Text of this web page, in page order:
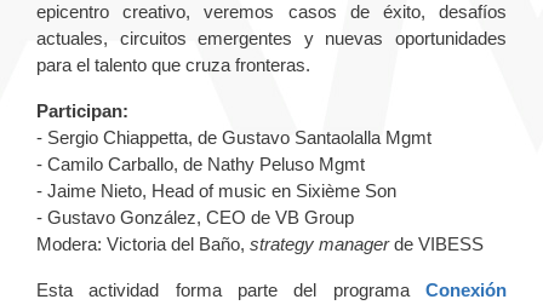
epicentro creativo, veremos casos de éxito, desafíos
actuales, circuitos emergentes y nuevas oportunidades
para el talento que cruza fronteras.
Participan:
- Sergio Chiappetta, de Gustavo Santaolalla Mgmt
- Camilo Carballo, de Nathy Peluso Mgmt
- Jaime Nieto, Head of music en Sixième Son
- Gustavo González, CEO de VB Group
Modera: Victoria del Baño, strategy managerde VIBESS
Esta actividad forma parte del programa Conexión